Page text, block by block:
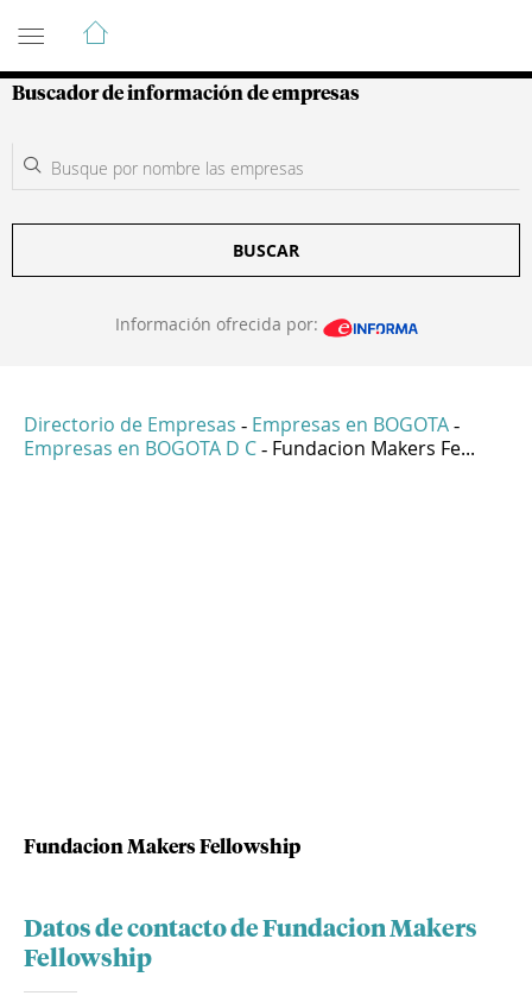
Guía de Empresas Colombianas
Buscador de información de empresas
BUSCAR
Información ofrecida por:
Directorio de Empresas - Empresas en BOGOTA -
Empresas en BOGOTA D C - Fundacion Makers Fe...
Fundacion Makers Fellowship
Datos de contacto de Fundacion Makers
Fellowship